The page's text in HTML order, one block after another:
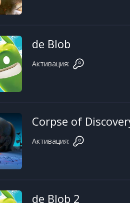
de Blob
Активация:
Corpse of
Активация:
de Blob 2